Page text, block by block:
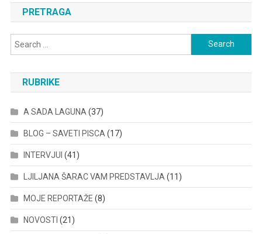
PRETRAGA
Search
for:
RUBRIKE
A SADA LAGUNA (37)
BLOG – SAVETI PISCA (17)
INTERVJUI (41)
LJILJANA ŠARAC VAM PREDSTAVLJA (11)
MOJE REPORTAŽE (8)
NOVOSTI (21)